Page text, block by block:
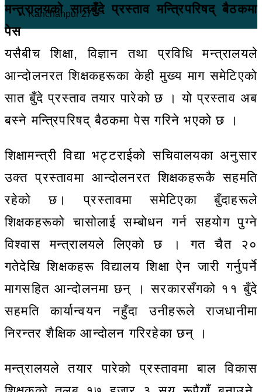
Kanchanpur 27℃
मन्त्रालयको सातबुँदे प्रस्ताव मन्त्रिपरिषद् बैठकमा
पेस
यसैबीच शिक्षा, विज्ञान तथा प्रविधि मन्त्रालयले
आन्दोलनरत शिक्षकहरूका केही मुख्य माग समेटिएको
सात बुँदे प्रस्ताव तयार पारेको छ । यो प्रस्ताव अब
बस्ने मन्त्रिपरिषद् बैठकमा पेस गरिने भएको छ ।
शिक्षामन्त्री विद्या भट्टराईको सचिवालयका अनुसार
उक्त प्रस्तावमा आन्दोलनरत शिक्षकहरूकै सहमति
रहेको छ। प्रस्तावमा समेटिएका बुँदाहरूले
शिक्षकहरूको चासोलाई सम्बोधन गर्न सहयोग पुग्ने
विश्वास मन्त्रालयले लिएको छ । गत चैत २०
गतेदेखि शिक्षकहरू विद्यालय शिक्षा ऐन जारी गर्नुपर्ने
मागसहित आन्दोलनमा छन् । सरकारसँगको ११ बुँदे
सहमति कार्यान्वयन नहुँदा उनीहरूले राजधानीमा
निरन्तर शैक्षिक आन्दोलन गरिरहेका छन् ।
मन्त्रालयले तयार पारेको प्रस्तावमा बाल विकास